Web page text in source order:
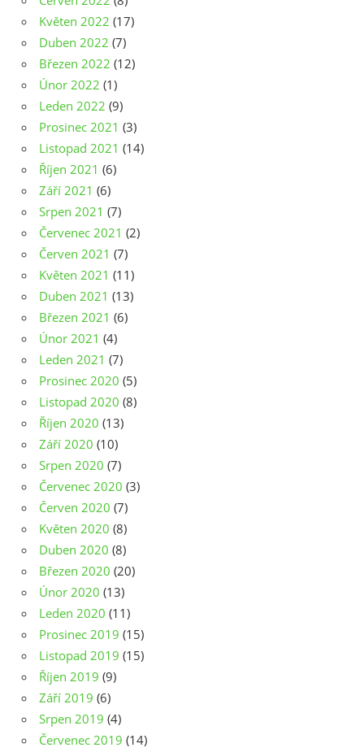
Květen 2022 (17)
Duben 2022 (7)
Březen 2022 (12)
Únor 2022 (1)
Leden 2022 (9)
Prosinec 2021 (3)
Listopad 2021 (14)
Říjen 2021 (6)
Září 2021 (6)
Srpen 2021 (7)
Červenec 2021 (2)
Červen 2021 (7)
Květen 2021 (11)
Duben 2021 (13)
Březen 2021 (6)
Únor 2021 (4)
Leden 2021 (7)
Prosinec 2020 (5)
Listopad 2020 (8)
Říjen 2020 (13)
Září 2020 (10)
Srpen 2020 (7)
Červenec 2020 (3)
Červen 2020 (7)
Květen 2020 (8)
Duben 2020 (8)
Březen 2020 (20)
Únor 2020 (13)
Leden 2020 (11)
Prosinec 2019 (15)
Listopad 2019 (15)
Říjen 2019 (9)
Září 2019 (6)
Srpen 2019 (4)
Červenec 2019 (14)